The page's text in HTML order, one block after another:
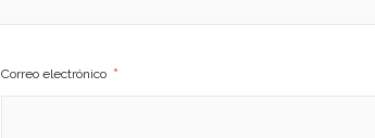
Correo electrónico *